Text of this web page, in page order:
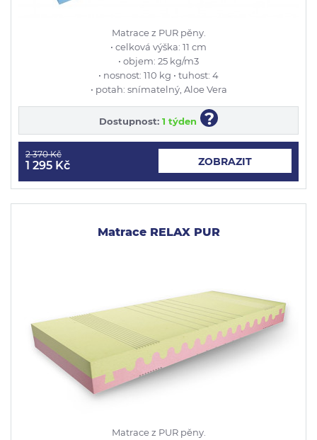
Matrace z PUR pěny.
• celková výška: 11 cm
• objem: 25 kg/m3
• nosnost: 110 kg • tuhost: 4
• potah: snímatelný, Aloe Vera
Dostupnost: 1 týden ?
2 370 Kč
1 295 Kč ZOBRAZIT
Matrace RELAX PUR
Matrace z PUR pěny.